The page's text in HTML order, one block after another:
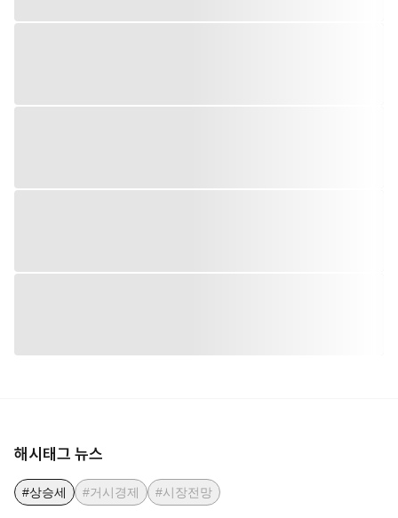
해시태그 뉴스
#상승세 #거시경제 #시장전망